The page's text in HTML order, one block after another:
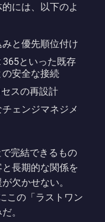
には、以下のよ
と優先順位付け
といった既存
安全な接続
スの再設計
ェンジマネジメ
完結できるもの
長期的な関係を
欠かせない。
この「ラストワン
。